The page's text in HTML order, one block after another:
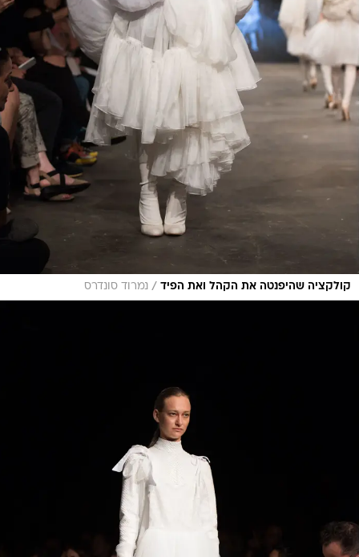
קולקציה שהיפנטה את הקהל ואת הפיד / נמרוד סונדרס